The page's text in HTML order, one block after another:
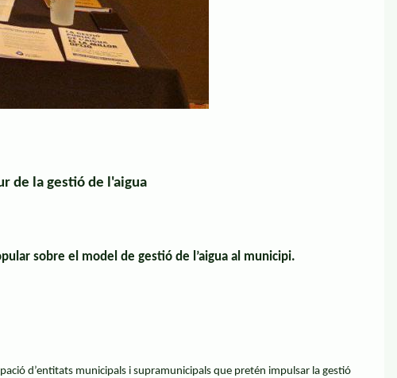
de la gestió de l'aigua
sobre el model de gestió de l’aigua al municipi.
d’entitats municipals i supramunicipals que pretén impulsar la gestió